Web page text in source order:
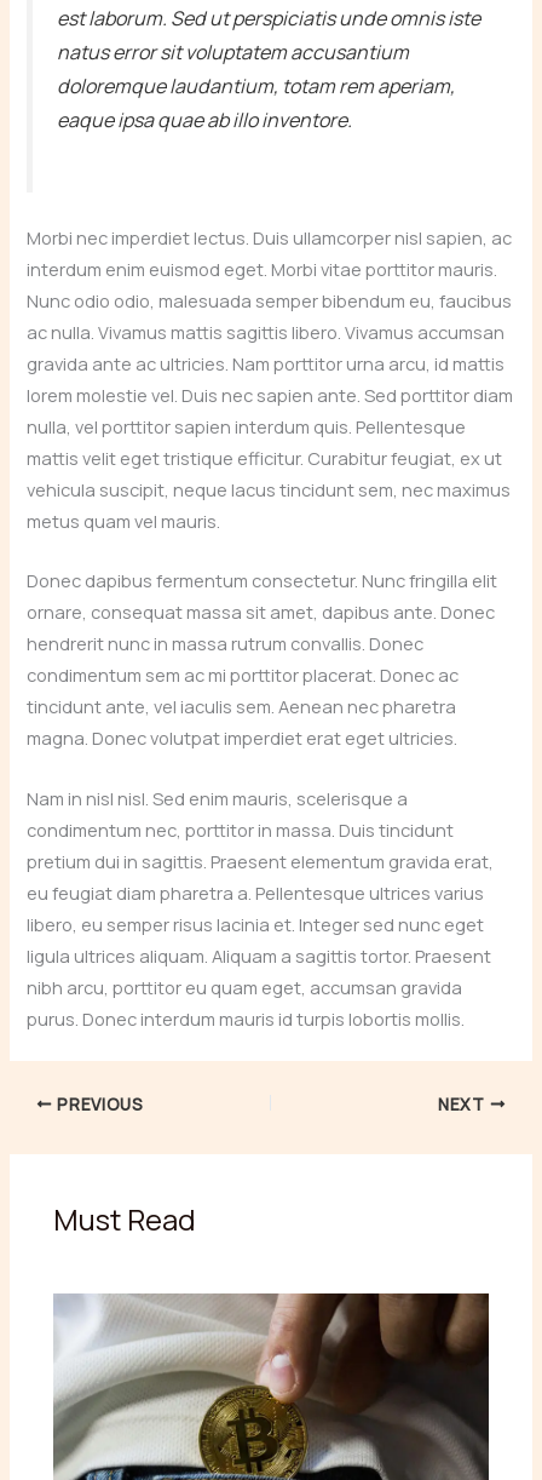
est laborum. Sed ut perspiciatis unde omnis iste
natus error sit voluptatem accusantium
doloremque laudantium, totam rem aperiam,
eaque ipsa quae ab illo inventore.
Morbi nec imperdiet lectus. Duis ullamcorper nisl sapien, ac
interdum enim euismod eget. Morbi vitae porttitor mauris.
Nunc odio odio, malesuada semper bibendum eu, faucibus
ac nulla. Vivamus mattis sagittis libero. Vivamus accumsan
gravida ante ac ultricies. Nam porttitor urna arcu, id mattis
lorem molestie vel. Duis nec sapien ante. Sed porttitor diam
nulla, vel porttitor sapien interdum quis. Pellentesque
mattis velit eget tristique efficitur. Curabitur feugiat, ex ut
vehicula suscipit, neque lacus tincidunt sem, nec maximus
metus quam vel mauris.
Donec dapibus fermentum consectetur. Nunc fringilla elit
ornare, consequat massa sit amet, dapibus ante. Donec
hendrerit nunc in massa rutrum convallis. Donec
condimentum sem ac mi porttitor placerat. Donec ac
tincidunt ante, vel iaculis sem. Aenean nec pharetra
magna. Donec volutpat imperdiet erat eget ultricies.
Nam in nisl nisl. Sed enim mauris, scelerisque a
condimentum nec, porttitor in massa. Duis tincidunt
pretium dui in sagittis. Praesent elementum gravida erat,
eu feugiat diam pharetra a. Pellentesque ultrices varius
libero, eu semper risus lacinia et. Integer sed nunc eget
ligula ultrices aliquam. Aliquam a sagittis tortor. Praesent
nibh arcu, porttitor eu quam eget, accumsan gravida
purus. Donec interdum mauris id turpis lobortis mollis.
PREVIOUS NEXT
Must Read